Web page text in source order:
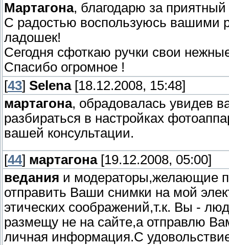
Мартагона, благодарю за
С радостью воспользуюсь вашими
ладошек!
Сегодня сфоткаю ручки свои
Спасибо огромное !
[43] Selena[18.12.2008, 15:48]
мартагона, обрадовалась увидев
разбираться в настройках
вашей консультации.
[44] мартагона[19.12.2008, 05:00]
ведания и модераторы,желающие
отправить Ваши снимки на мой
этических соображений,т.к. Вы -
размещу не на сайте,а отправлю
личная информация.С